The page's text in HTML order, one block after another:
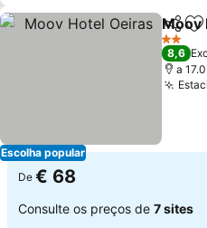
Escolha popular
Moov
2 Estrelas
8,6
a
De € 68
Consulte os preços de 7 sites